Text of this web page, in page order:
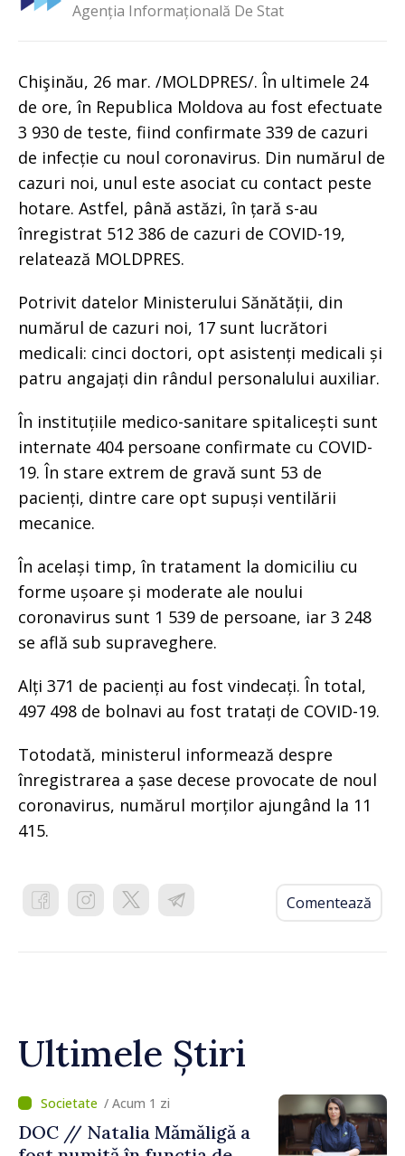
Agenția Informațională De Stat
Chişinău, 26 mar. /MOLDPRES/. În ultimele 24
de ore, în Republica Moldova au fost efectuate
3 930 de teste, fiind confirmate 339 de cazuri
de infecție cu noul coronavirus. Din numărul de
cazuri noi, unul este asociat cu contact peste
hotare. Astfel, până astăzi, în țară s-au
înregistrat 512 386 de cazuri de COVID-19,
relatează MOLDPRES.
Potrivit datelor Ministerului Sănătății, din
numărul de cazuri noi, 17 sunt lucrători
medicali: cinci doctori, opt asistenți medicali și
patru angajați din rândul personalului auxiliar.
În instituțiile medico-sanitare spitalicești sunt
internate 404 persoane confirmate cu COVID-
19. În stare extrem de gravă sunt 53 de
pacienți, dintre care opt supuși ventilării
mecanice.
În același timp, în tratament la domiciliu cu
forme ușoare și moderate ale noului
coronavirus sunt 1 539 de persoane, iar 3 248
se află sub supraveghere.
Alți 371 de pacienți au fost vindecați. În total,
497 498 de bolnavi au fost tratați de COVID-19.
Totodată, ministerul informează despre
înregistrarea a șase decese provocate de noul
coronavirus, numărul morților ajungând la 11
415.
Comentează
Ultimele Știri
/ Acum 1 zi
DOC // Natalia Mămăligă a